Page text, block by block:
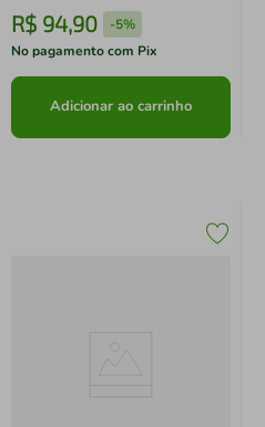
R$ 94,90 -5%
No pagamento com Pix
Adicionar ao carrinho